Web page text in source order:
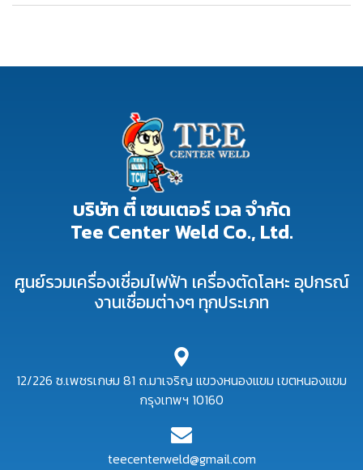
บริษัท ตี๋ เซนเตอร์ เวล จำกัด
Tee Center Weld Co., Ltd.
ศูนย์รวมเครื่องเชื่อมไฟฟ้า เครื่องตัดโลหะ อุปกรณ์
งานเชื่อมต่างๆ ทุกประเภท
12/226 ซ.เพชรเกษม 81 ถ.มาเจริญ แขวงหนองแขม เขตหนองแขม
กรุงเทพฯ 10160
teecenterweld@gmail.com